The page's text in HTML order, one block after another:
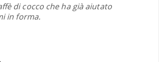
di cocco che ha già aiutato
in forma.